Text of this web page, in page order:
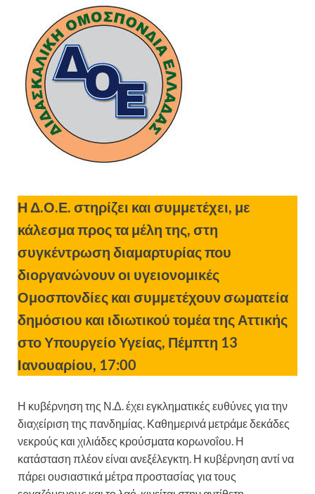
Η Δ.Ο.Ε. στηρίζει και συμμετέχει, με
κάλεσμα προς τα μέλη της, στη
συγκέντρωση διαμαρτυρίας που
διοργανώνουν οι υγειονομικές
Ομοσπονδίες και συμμετέχουν σωματεία
δημόσιου και ιδιωτικού τομέα της Αττικής
στο Υπουργείο Υγείας, Πέμπτη 13
Ιανουαρίου, 17:00
Η κυβέρνηση της Ν.Δ. έχει εγκληματικές ευθύνες για την
διαχείριση της πανδημίας. Καθημερινά μετράμε δεκάδες
νεκρούς και χιλιάδες κρούσματα κορωνοΐου. Η
κατάσταση πλέον είναι ανεξέλεγκτη. Η κυβέρνηση αντί να
πάρει ουσιαστικά μέτρα προστασίας για τους